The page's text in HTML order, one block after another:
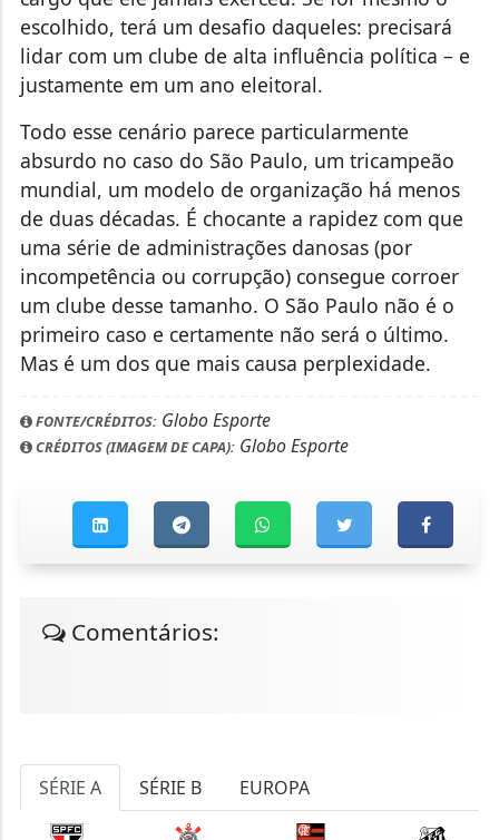
escolhido, terá um desafio daqueles: precisará
lidar com um clube de alta influência política – e
justamente em um ano eleitoral.
Todo esse cenário parece particularmente
absurdo no caso do São Paulo, um tricampeão
mundial, um modelo de organização há menos
de duas décadas. É chocante a rapidez com que
uma série de administrações danosas (por
incompetência ou corrupção) consegue corroer
um clube desse tamanho. O São Paulo não é o
primeiro caso e certamente não será o último.
Mas é um dos que mais causa perplexidade.
FONTE/CRÉDITOS:Globo Esporte
CRÉDITOS (IMAGEM DE CAPA):Globo Esporte
Comentários:
SÉRIE A SÉRIE B EUROPA